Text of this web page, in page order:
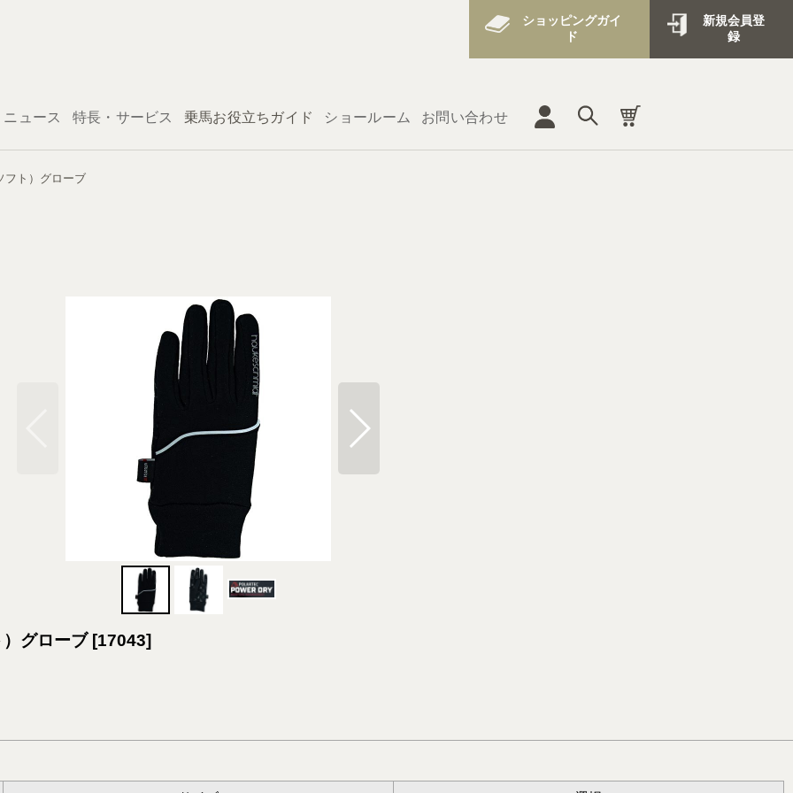
ショッピングガイ
ド
新規会員登
録
ニュース 特長・サービス 乗馬お役立ちガイド ショールーム お問い合わせ
フト）グローブ
グローブ [17043]